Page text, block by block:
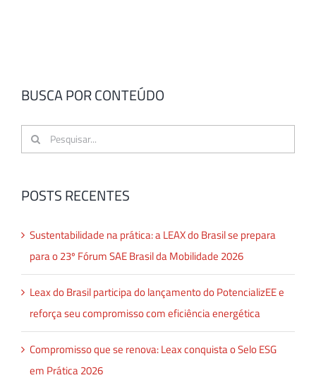
BUSCA POR CONTEÚDO
Buscar
resultados
POSTS RECENTES
Sustentabilidade na prática: a LEAX do Brasil se prepara
para o 23º Fórum SAE Brasil da Mobilidade 2026
Leax do Brasil participa do lançamento do PotencializEE e
reforça seu compromisso com eficiência energética
Compromisso que se renova: Leax conquista o Selo ESG
em Prática 2026